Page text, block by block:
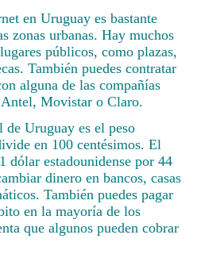
en Uruguay es bastante
zonas urbanas. Hay muchos
públicos, como plazas,
También puedes contratar
alguna de las compañías
Movistar o Claro.
Uruguay es el peso
en 100 centésimos. El
dólar estadounidense por 44
dinero en bancos, casas
También puedes pagar
en la mayoría de los
que algunos pueden cobrar